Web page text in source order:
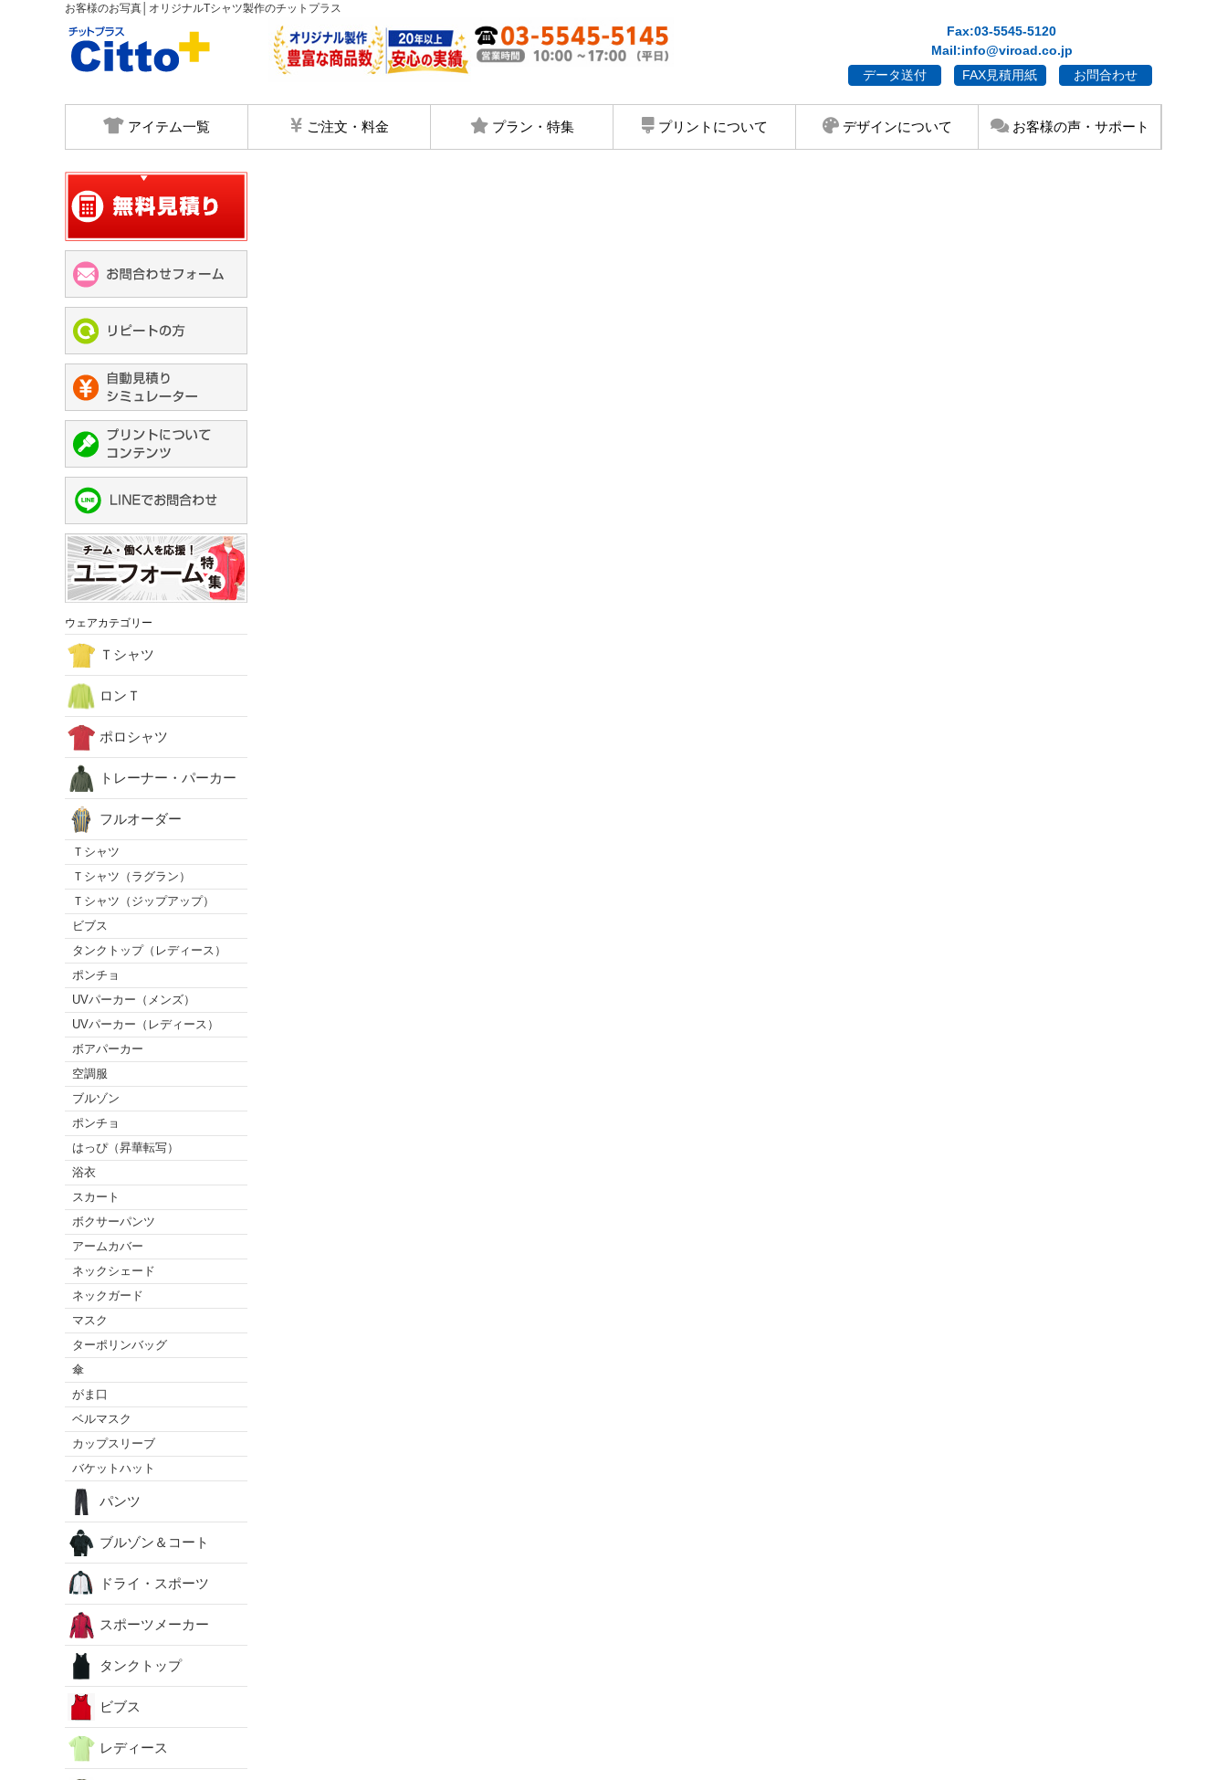
お客様のお写真│オリジナルTシャツ製作のチットプラス
Fax:03-5545-5120
Mail:info@viroad.co.jp
データ送付
FAX見積用紙 お問合わせ
アイテム一覧 ご注文・料金 プラン・特集 プリントについて デザインについて お客様の声・サポート
ウェアカテゴリー
Ｔシャツ
ロンＴ
ポロシャツ
トレーナー・パーカー
フルオーダー
Ｔシャツ
Ｔシャツ（ラグラン）
Ｔシャツ（ジップアップ）
ビブス
タンクトップ（レディース）
ポンチョ
UVパーカー（メンズ）
UVパーカー（レディース）
ボアパーカー
空調服
ブルゾン
ポンチョ
はっぴ（昇華転写）
浴衣
スカート
ボクサーパンツ
アームカバー
ネックシェード
ネックガード
マスク
ターポリンバッグ
傘
がま口
ベルマスク
カップスリーブ
バケットハット
パンツ
ブルゾン＆コート
ドライ・スポーツ
スポーツメーカー
タンクトップ
ビブス
レディース